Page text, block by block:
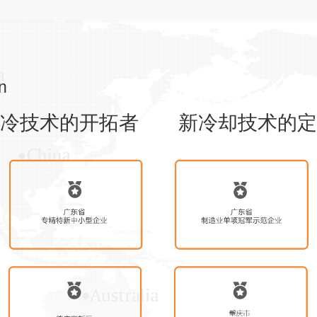
技术的开拓者 新冷却技术的